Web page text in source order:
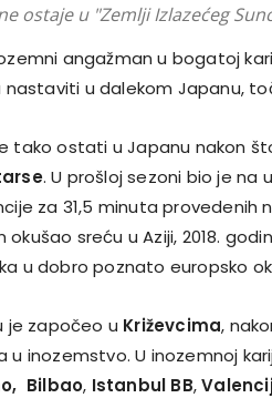
ostaje u "Zemlji Izlazećeg
angažman u bogatoj
nastaviti u dalekom Japanu,
tako ostati u Japanu nakon
. U prošloj sezoni bio je na
za 31,5 minuta provedenih
okušao sreću u Aziji, 2018.
u dobro poznato europsko
je započeo u Križevcima,
u inozemstvo. U inozemnoj
Bilbao, Istanbul BB,